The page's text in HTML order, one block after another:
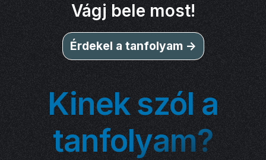
Vágj bele most!
Érdekel a tanfolyam ->
Kinek szól a
tanfolyam?